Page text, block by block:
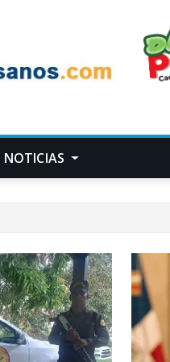
NOTICIAS